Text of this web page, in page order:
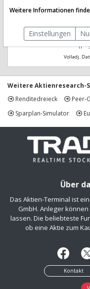
1T
Volladj.
Weitere Aktienresearch-
Renditedreieck
Peer-
Sparplan-Simulator
Über
Das Aktien-Terminal ist
GmbH. Anleger
lassen. Die beliebteste
ob eine Aktie zum
Kontakt
Weitere Informationen
Einstellungen